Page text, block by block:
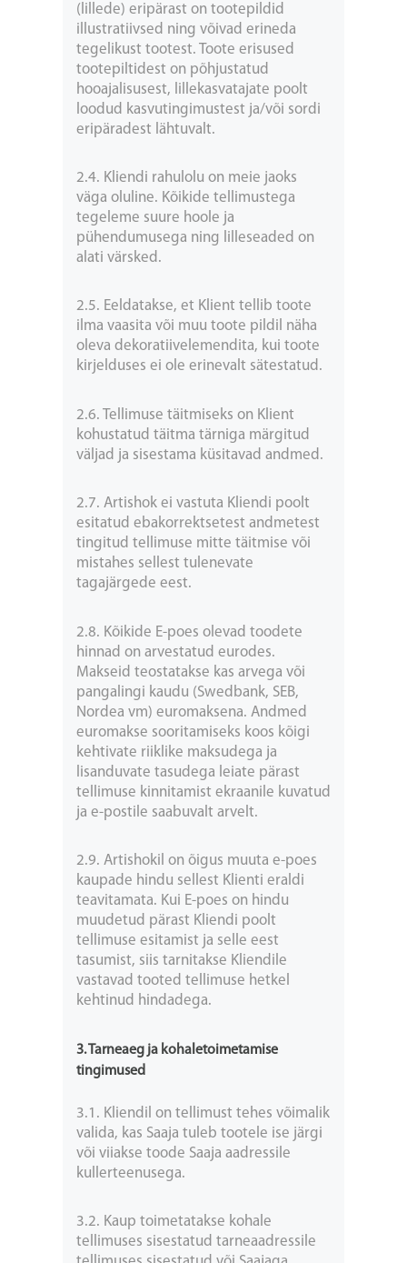
(lillede) eripärast on tootepildid
illustratiivsed ning võivad erineda
tegelikust tootest. Toote erisused
tootepiltidest on põhjustatud
hooajalisusest, lillekasvatajate poolt
loodud kasvutingimustest ja/või sordi
eripäradest lähtuvalt.
2.4. Kliendi rahulolu on meie jaoks
väga oluline. Kõikide tellimustega
tegeleme suure hoole ja
pühendumusega ning lilleseaded on
alati värsked.
2.5. Eeldatakse, et Klient tellib toote
ilma vaasita või muu toote pildil näha
oleva dekoratiivelemendita, kui toote
kirjelduses ei ole erinevalt sätestatud.
2.6. Tellimuse täitmiseks on Klient
kohustatud täitma tärniga märgitud
väljad ja sisestama küsitavad andmed.
2.7. Artishok ei vastuta Kliendi poolt
esitatud ebakorrektsetest andmetest
tingitud tellimuse mitte täitmise või
mistahes sellest tulenevate
tagajärgede eest.
2.8. Kõikide E-poes olevad toodete
hinnad on arvestatud eurodes.
Makseid teostatakse kas arvega või
pangalingi kaudu (Swedbank, SEB,
Nordea vm) euromaksena. Andmed
euromakse sooritamiseks koos kõigi
kehtivate riiklike maksudega ja
lisanduvate tasudega leiate pärast
tellimuse kinnitamist ekraanile kuvatud
ja e-postile saabuvalt arvelt.
2.9. Artishokil on õigus muuta e-poes
kaupade hindu sellest Klienti eraldi
teavitamata. Kui E-poes on hindu
muudetud pärast Kliendi poolt
tellimuse esitamist ja selle eest
tasumist, siis tarnitakse Kliendile
vastavad tooted tellimuse hetkel
kehtinud hindadega.
3. Tarneaeg ja kohaletoimetamise
tingimused
3.1. Kliendil on tellimust tehes võimalik
valida, kas Saaja tuleb tootele ise järgi
või viiakse toode Saaja aadressile
kullerteenusega.
3.2. Kaup toimetatakse kohale
tellimuses sisestatud tarneaadressile